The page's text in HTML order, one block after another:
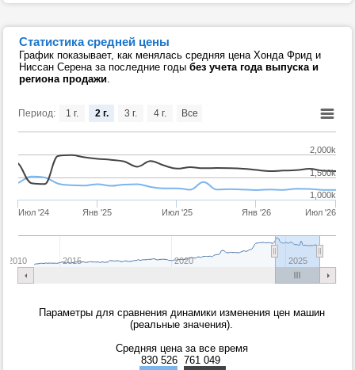
Статистика средней цены
График показывает, как менялась средняя цена Хонда Фрид и
Ниссан Серена за последние годы без учета года выпуска и
региона продажи
Период:
Июл '24 Янв '25 Июл '25 Янв '26 Июл '26
2015 2020 2025
2010
1,000k
1,500k
2,000k
1 г. 2 г. 3 г. 4 г. Все
Параметры для сравнения динамики изменения цен машин
(реальные значения).
Средняя цена за все время
830 526 761 049